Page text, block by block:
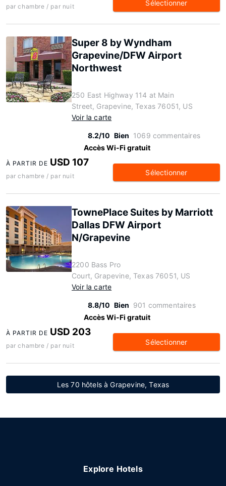
par chambre / par nuit Sélectionner
Super 8 by Wyndham
Grapevine/DFW Airport
Northwest
250 East Highway 114 at Main
Street, Grapevine, Texas 76051, US
Voir la carte
8.2/10 Bien 1069 commentaires
Accès Wi-Fi gratuit
À PARTIR DE USD 107
par chambre / par nuit Sélectionner
TownePlace Suites by Marriott
Dallas DFW Airport
N/Grapevine
2200 Bass Pro
Court, Grapevine, Texas 76051, US
Voir la carte
8.8/10 Bien 901 commentaires
Accès Wi-Fi gratuit
À PARTIR DE USD 203
par chambre / par nuit Sélectionner
Les 70 hôtels à Grapevine, Texas
Explore Hotels